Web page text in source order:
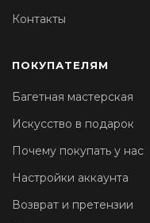
Контакты
ПОКУПАТЕЛЯМ
Багетная мастерская
Искусство в подарок
Почему покупать у нас
Настройки аккаунта
Возврат и претензии